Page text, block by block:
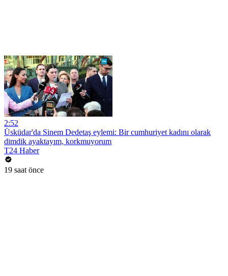
2:52
Üsküdar'da Sinem Dedetaş eylemi: Bir cumhuriyet kadını olarak
dimdik ayaktayım, korkmuyorum
T24 Haber
19 saat önce